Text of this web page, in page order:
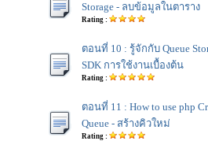
Storage - ลบข้อมูลในตาราง
Rating :
ตอนที่ 10 : รู้จักกับ Queue
SDK การใช้งานเบื้องต้น
Rating :
ตอนที่ 11 : How to use php
Queue - สร้างคิวใหม่
Rating :